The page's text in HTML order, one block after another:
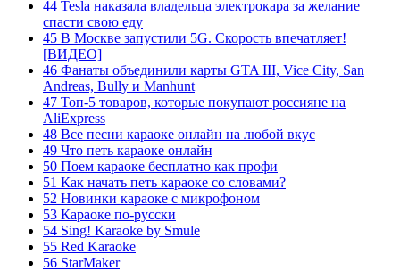
44 Tesla наказала владельца электрокара за желание
спасти свою еду
45 В Москве запустили 5G. Скорость впечатляет!
[ВИДЕО]
46 Фанаты объединили карты GTA III, Vice City, San
Andreas, Bully и Manhunt
47 Топ-5 товаров, которые покупают россияне на
AliExpress
48 Все песни караоке онлайн на любой вкус
49 Что петь караоке онлайн
50 Поем караоке бесплатно как профи
51 Как начать петь караоке со словами?
52 Новинки караоке с микрофоном
53 Караоке по-русски
54 Sing! Karaoke by Smule
55 Red Karaoke
56 StarMaker